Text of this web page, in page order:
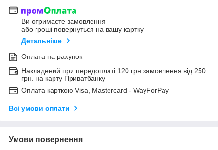
Ви отримаєте замовлення
або гроші повернуться на вашу картку
Детальніше
Оплата на рахунок
Накладений при передоплаті 120 грн замовлення від 250
грн. на карту Приватбанку
Оплата карткою Visa, Mastercard - WayForPay
Всі умови оплати
Умови повернення